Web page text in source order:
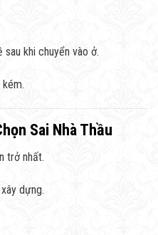
sau khi chuyển vào ở.
Sai Nhà Thầu
trở nhất.
dựng.